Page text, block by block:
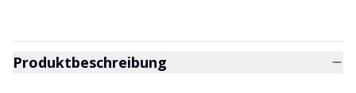
Produktbeschreibung